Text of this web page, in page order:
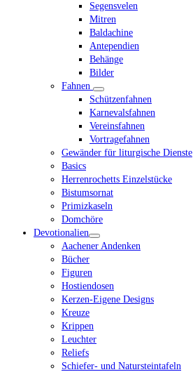
Segensvelen
Mitren
Baldachine
Antependien
Behänge
Bilder
Fahnen
Schützenfahnen
Karnevalsfahnen
Vereinsfahnen
Vortragefahnen
Gewänder für liturgische Dienste
Basics
Herrenrochetts Einzelstücke
Bistumsornat
Primizkaseln
Domchöre
Devotionalien
Aachener Andenken
Bücher
Figuren
Hostiendosen
Kerzen-Eigene Designs
Kreuze
Krippen
Leuchter
Reliefs
Schiefer- und Natursteintafeln